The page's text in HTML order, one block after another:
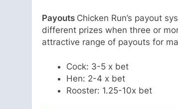
Payouts Chicken Run’s payout
different prizes when three or
attractive range of payouts for
Cock: 3-5 x bet
Hen: 2-4 x bet
Rooster: 1.25-10x bet